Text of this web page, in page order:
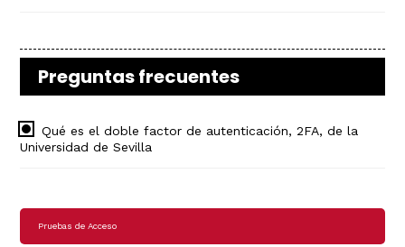
Preguntas frecuentes
Qué es el doble factor de autenticación, 2FA, de la
Universidad de Sevilla
Navegación
Pruebas de Acceso